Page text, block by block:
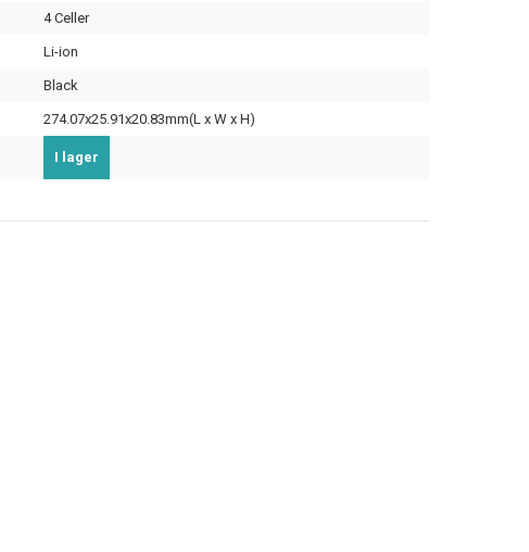
4 Celler
Li-ion
Black
274.07x25.91x20.83mm(L x W x H)
I lager